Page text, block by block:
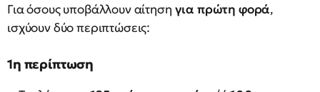
Για όσους υποβάλλουν αίτηση για πρώτη φορά,
ισχύουν δύο περιπτώσεις:
1η περίπτωση